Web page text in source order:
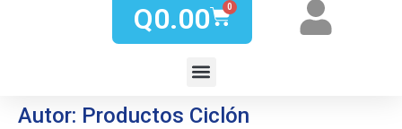
Q0.00 0
Autor: Productos Ciclón